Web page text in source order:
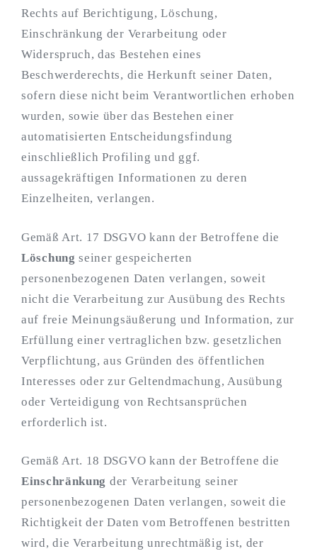
Rechts auf Berichtigung, Löschung,
Einschränkung der Verarbeitung oder
Widerspruch, das Bestehen eines
Beschwerderechts, die Herkunft seiner Daten,
sofern diese nicht beim Verantwortlichen erhoben
wurden, sowie über das Bestehen einer
automatisierten Entscheidungsfindung
einschließlich Profiling und ggf.
aussagekräftigen Informationen zu deren
Einzelheiten, verlangen.
Gemäß Art. 17 DSGVO kann der Betroffene die
Löschungseiner gespeicherten
personenbezogenen Daten verlangen, soweit
nicht die Verarbeitung zur Ausübung des Rechts
auf freie Meinungsäußerung und Information, zur
Erfüllung einer vertraglichen bzw. gesetzlichen
Verpflichtung, aus Gründen des öffentlichen
Interesses oder zur Geltendmachung, Ausübung
oder Verteidigung von Rechtsansprüchen
erforderlich ist.
Gemäß Art. 18 DSGVO kann der Betroffene die
Einschränkung der Verarbeitung seiner
personenbezogenen Daten verlangen, soweit die
Richtigkeit der Daten vom Betroffenen bestritten
wird, die Verarbeitung unrechtmäßig ist, der